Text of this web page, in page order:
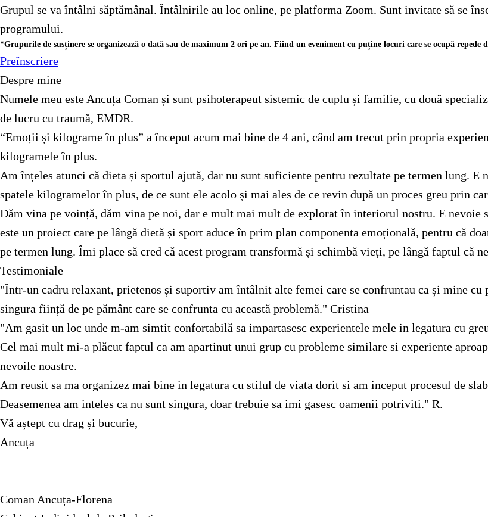
Grupul se va întâlni săptămânal. Întâlnirile au loc online, pe platforma Zoom. Sunt invitate să se
programului.
*Grupurile de susținere se organizează o dată sau de maximum 2 ori pe an. Fiind un eveniment cu puține locuri care se ocupă repede
Preînscriere
Despre mine
Numele meu este Ancuța Coman și sunt psihoterapeut sistemic de cuplu și familie, cu două
de lucru cu traumă, EMDR.
“Emoții și kilograme în plus” a început acum mai bine de 4 ani, când am trecut prin propria
kilogramele în plus.
Am înțeles atunci că dieta și sportul ajută, dar nu sunt suficiente pentru rezultate pe termen lung. E
spatele kilogramelor în plus, de ce sunt ele acolo și mai ales de ce revin după un proces greu prin
Dăm vina pe voință, dăm vina pe noi, dar e mult mai mult de explorat în interiorul nostru. E
este un proiect care pe lângă dietă și sport aduce în prim plan componenta emoțională, pentru că
pe termen lung. Îmi place să cred că acest program transformă și schimbă vieți, pe lângă faptul că
Testimoniale
"Într-un cadru relaxant, prietenos și suportiv am întâlnit alte femei care se confruntau ca și mine
singura ființă de pe pământ care se confrunta cu această problemă." Cristina
"Am gasit un loc unde m-am simtit confortabilă sa impartasesc experientele mele in legatura cu
Cel mai mult mi-a plăcut faptul ca am apartinut unui grup cu probleme similare si experiente
nevoile noastre.
Am reusit sa ma organizez mai bine in legatura cu stilul de viata dorit si am inceput procesul de
Deasemenea am inteles ca nu sunt singura, doar trebuie sa imi gasesc oamenii potriviti." R.
Vă aștept cu drag și bucurie,
Ancuța
Coman Ancuța-Florena